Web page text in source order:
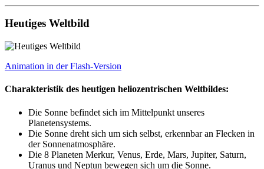
Heutiges Weltbild
Animation in der Flash-Version
Charakteristik des heutigen heliozentrischen Weltbildes:
Die Sonne befindet sich im Mittelpunkt unseres
Planetensystems.
Die Sonne dreht sich um sich selbst, erkennbar an Flecken in
der Sonnenatmosphäre.
Die 8 Planeten Merkur, Venus, Erde, Mars, Jupiter, Saturn,
Uranus und Neptun bewegen sich um die Sonne.